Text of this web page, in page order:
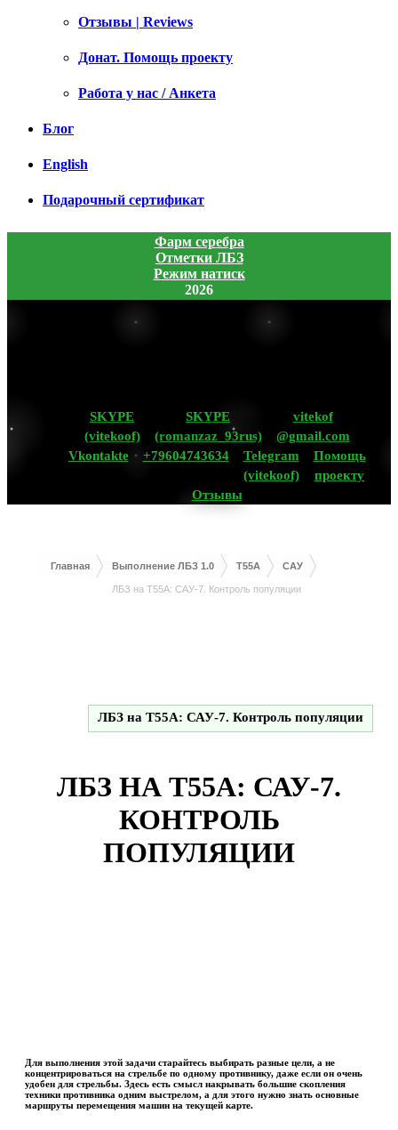
Отзывы | Reviews
Донат. Помощь проекту
Работа у нас / Анкета
Блог
English
Подарочный сертификат
Фарм серебра
Отметки ЛБЗ
Режим натиск
2026
SKYPE
(vitekoof)
SKYPE
(romanzaz_93rus)
vitekof
@gmail.com
Vkontakte
+79604743634
Telegram
(vitekoof)
Помощь
проекту
Отзывы
Главная Выполнение ЛБЗ 1.0 T55A САУ
ЛБЗ на Т55А: САУ-7. Контроль популяции
ЛБЗ на Т55А: САУ-7. Контроль популяции
ЛБЗ НА Т55А: САУ-7.
КОНТРОЛЬ
ПОПУЛЯЦИИ
Для выполнения этой задачи старайтесь выбирать разные цели, а не
концентрироваться на стрельбе по одному противнику, даже если он очень
удобен для стрельбы. Здесь есть смысл накрывать большие скопления
техники противника одним выстрелом, а для этого нужно знать основные
маршруты перемещения машин на текущей карте.